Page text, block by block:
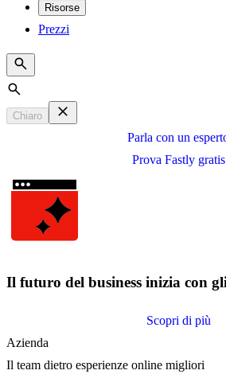
Risorse
Prezzi
Search
Chiaro
Parla con un
Prova Fastly gratis
Il futuro del business inizia con
Scopri di più
Azienda
Il team dietro esperienze online migliori